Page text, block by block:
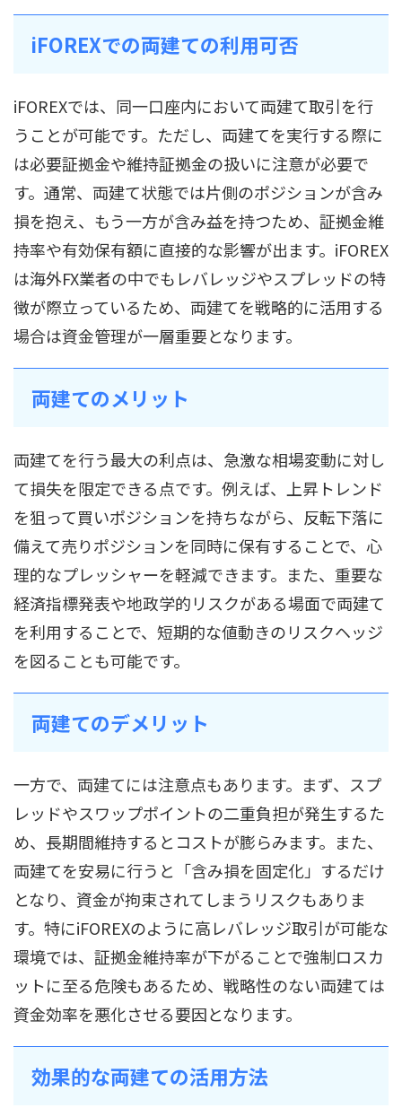
iFOREXでの両建ての利用可否
iFOREXでは、同一口座内において両建て取引を行
うことが可能です。ただし、両建てを実行する際に
は必要証拠金や維持証拠金の扱いに注意が必要で
す。通常、両建て状態では片側のポジションが含み
損を抱え、もう一方が含み益を持つため、証拠金維
持率や有効保有額に直接的な影響が出ます。iFOREX
は海外FX業者の中でもレバレッジやスプレッドの特
徴が際立っているため、両建てを戦略的に活用する
場合は資金管理が一層重要となります。
両建てのメリット
両建てを行う最大の利点は、急激な相場変動に対し
て損失を限定できる点です。例えば、上昇トレンド
を狙って買いポジションを持ちながら、反転下落に
備えて売りポジションを同時に保有することで、心
理的なプレッシャーを軽減できます。また、重要な
経済指標発表や地政学的リスクがある場面で両建て
を利用することで、短期的な値動きのリスクヘッジ
を図ることも可能です。
両建てのデメリット
一方で、両建てには注意点もあります。まず、スプ
レッドやスワップポイントの二重負担が発生するた
め、長期間維持するとコストが膨らみます。また、
両建てを安易に行うと「含み損を固定化」するだけ
となり、資金が拘束されてしまうリスクもありま
す。特にiFOREXのように高レバレッジ取引が可能な
環境では、証拠金維持率が下がることで強制ロスカ
ットに至る危険もあるため、戦略性のない両建ては
資金効率を悪化させる要因となります。
効果的な両建ての活用方法